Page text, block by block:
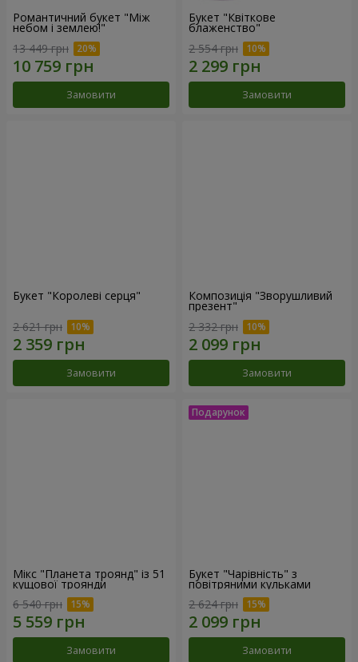
Романтичний букет "Між
небом і землею!"
13 449 грн
Замовити
Букет "Квіткове
блаженство"
2 554 грн
Замовити
Букет "Королеві серця"
2 621 грн
Замовити
Композиція "Зворушливий
презент"
2 332 грн
Замовити
Мікс "Планета троянд" із 51
кущової троянди
6 540 грн
Замовити
Букет "Чарівність" з
повітряними кульками
2 624 грн
Замовити